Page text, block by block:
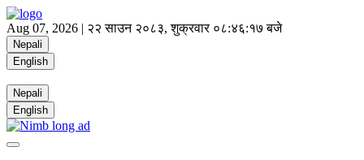
Aug 07, 2026 | २२ साउन २०८३, शुक्रवार ०८:४६:१७ बजे
Nepali
English
Nepali
English